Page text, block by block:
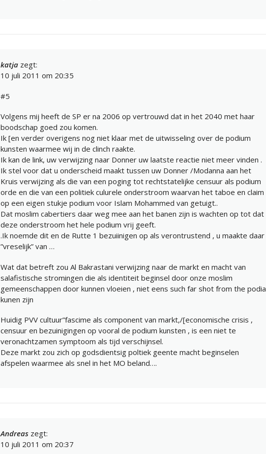
katja zegt:
10 juli 2011 om 20:35
#5
Volgens mij heeft de SP er na 2006 op vertrouwd dat in het 2040 met haar
boodschap goed zou komen.
Ik [en verder overigens nog niet klaar met de uitwisseling over de podium
kunsten waarmee wij in de clinch raakte.
Ik kan de link, uw verwijzing naar Donner uw laatste reactie niet meer vinden .
Ik stel voor dat u onderscheid maakt tussen uw Donner /Modanna aan het
Kruis verwijzing als die van een poging tot rechtstatelijke censuur als podium
orde en die van een politiek culurele onderstroom waarvan het taboe en claim
op een eigen stukje podium voor Islam Mohammed van getuigt..
Dat moslim cabertiers daar weg mee aan het banen zijn is wachten op tot dat
deze onderstroom het hele podium vrij geeft.
.Ik noemde dit en de Rutte 1 bezuiinigen op als verontrustend , u maakte daar
”vreselijk” van …
Wat dat betreft zou Al Bakrastani verwijzing naar de markt en macht van
salafistische stromingen die als identiteit beginsel door onze moslim
gemeenschappen door kunnen vloeien , niet eens such far shot from the podia
kunen zijn
Huidig PVV cultuur”fascime als component van markt,/[economische crisis ,
censuur en bezuinigingen op vooral de podium kunsten , is een niet te
veronachtzamen symptoom als tijd verschijnsel.
Deze markt zou zich op godsdientsig poltiek geente macht beginselen
afspelen waarmee als snel in het MO beland….
Andreas zegt:
10 juli 2011 om 20:37